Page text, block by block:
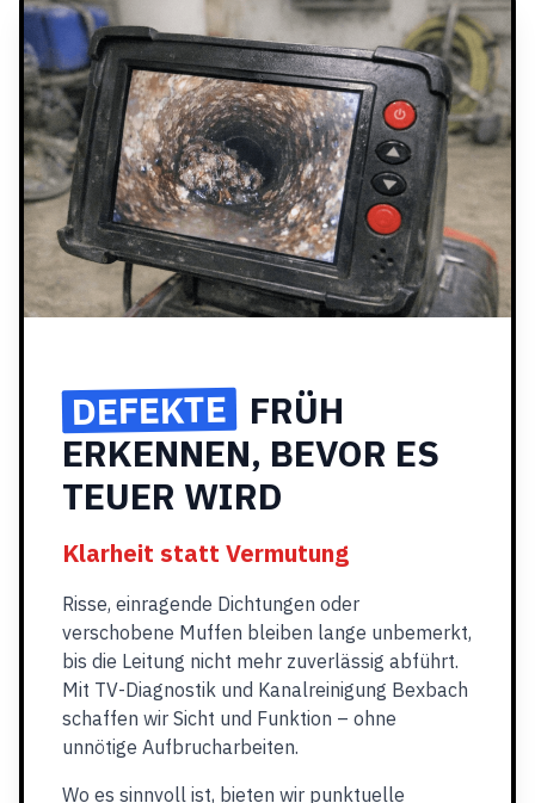
DEFEKTE FRÜH
ERKENNEN, BEVOR ES
TEUER WIRD
Klarheit statt Vermutung
Risse, einragende Dichtungen oder
verschobene Muffen bleiben lange unbemerkt,
bis die Leitung nicht mehr zuverlässig abführt.
Mit TV-Diagnostik und Kanalreinigung Bexbach
schaffen wir Sicht und Funktion – ohne
unnötige Aufbrucharbeiten.
Wo es sinnvoll ist, bieten wir punktuelle